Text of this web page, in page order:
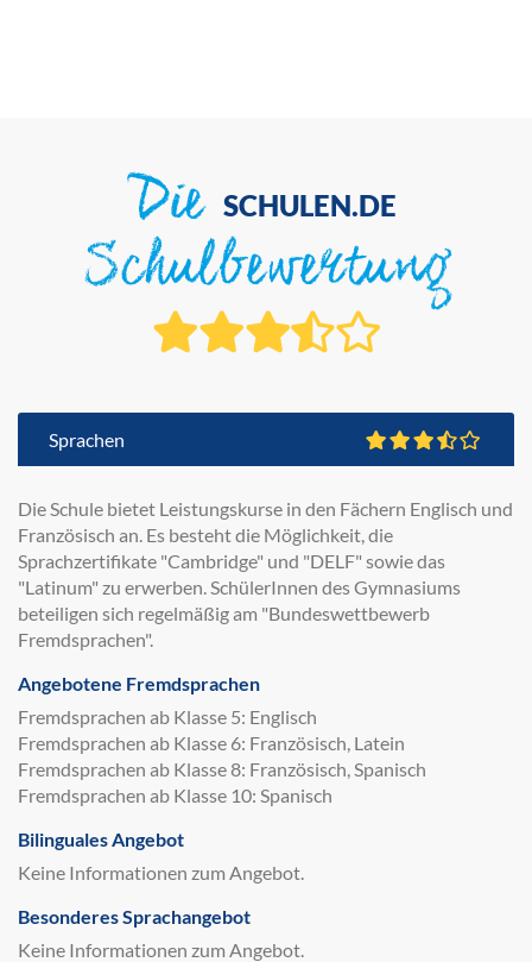
Die SCHULEN.DE
Schulbewertung
Sprachen
Die Schule bietet Leistungskurse in den Fächern Englisch und
Französisch an. Es besteht die Möglichkeit, die
Sprachzertifikate "Cambridge" und "DELF" sowie das
"Latinum" zu erwerben. SchülerInnen des Gymnasiums
beteiligen sich regelmäßig am "Bundeswettbewerb
Fremdsprachen".
Angebotene Fremdsprachen
Fremdsprachen ab Klasse 5: Englisch
Fremdsprachen ab Klasse 6: Französisch, Latein
Fremdsprachen ab Klasse 8: Französisch, Spanisch
Fremdsprachen ab Klasse 10: Spanisch
Bilinguales Angebot
Keine Informationen zum Angebot.
Besonderes Sprachangebot
Keine Informationen zum Angebot.